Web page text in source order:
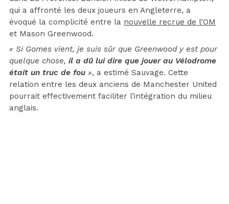
qui a affronté les deux joueurs en Angleterre, a
évoqué la complicité entre la nouvelle recrue de l’OM
et Mason Greenwood.
« Si Gomes vient, je suis sûr que Greenwood y est pour
quelque chose, il a dû lui dire que jouer au Vélodrome
était un truc de fou », a estimé Sauvage. Cette
relation entre les deux anciens de Manchester United
pourrait effectivement faciliter l’intégration du milieu
anglais.